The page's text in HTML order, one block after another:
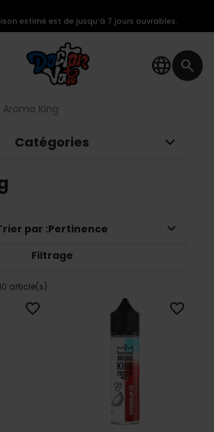
language search
estimé est de jusqu’à 7 jours ouvrables.
Aroma King
Catégories keyboard_arrow_down
par :Pertinence keyboard_arrow_down
Filtrage
article(s)
favorite_border favorite_border